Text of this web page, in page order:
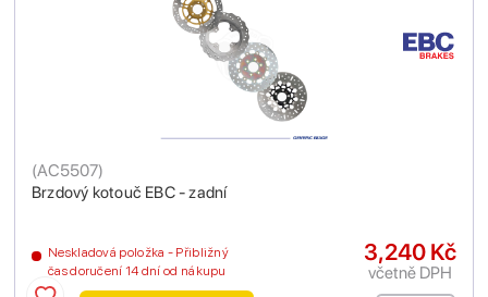
Brzdový kotouč EBC - zadní
(AC5507)
Neskladová položka - Přibližný
čas doručení 14 dní od nákupu
3,240 Kč
včetně DPH